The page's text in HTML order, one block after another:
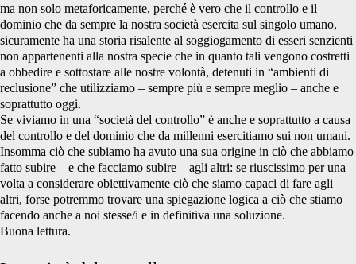
ma non solo metaforicamente, perché è vero che il controllo e il
dominio che da sempre la nostra società esercita sul singolo umano,
sicuramente ha una storia risalente al soggiogamento di esseri senzienti
non appartenenti alla nostra specie che in quanto tali vengono costretti
a obbedire e sottostare alle nostre volontà, detenuti in “ambienti di
reclusione” che utilizziamo – sempre più e sempre meglio – anche e
soprattutto oggi.
Se viviamo in una “società del controllo” è anche e soprattutto a causa
del controllo e del dominio che da millenni esercitiamo sui non umani.
Insomma ciò che subiamo ha avuto una sua origine in ciò che abbiamo
fatto subire – e che facciamo subire – agli altri: se riuscissimo per una
volta a considerare obiettivamente ciò che siamo capaci di fare agli
altri, forse potremmo trovare una spiegazione logica a ciò che stiamo
facendo anche a noi stesse/i e in definitiva una soluzione.
Buona lettura.